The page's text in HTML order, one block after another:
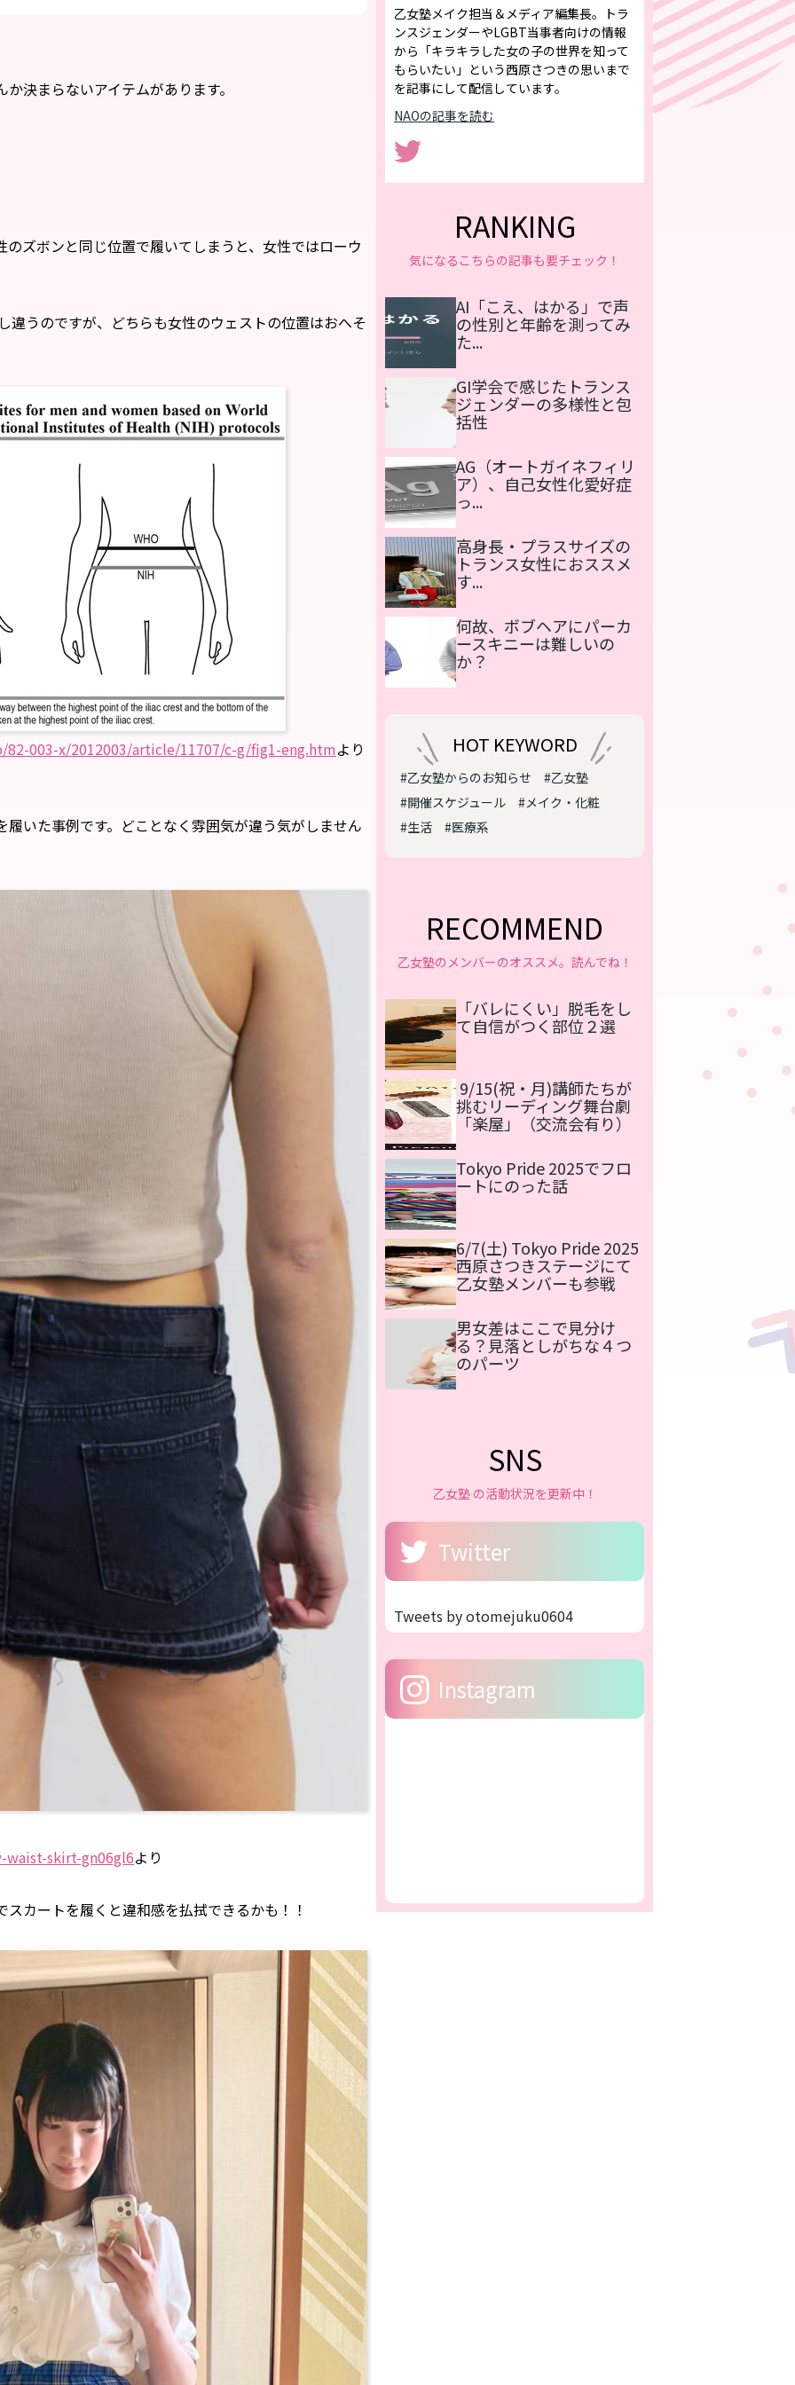
決まらないアイテムがあります。
ズボンと同じ位置で履いてしまうと、女性ではローウ
違うのですが、どちらも女性のウェストの位置はおへそ
003-x/2012003/article/11707/c-g/fig1-eng.htmより
いた事例です。どことなく雰囲気が違う気がしません
skirt-gn06gl6より
カートを履くと違和感を払拭できるかも！！
乙女塾メイク担当＆メディア編集長。トラ
ンスジェンダーやLGBT当事者向けの情報
から「キラキラした女の子の世界を知って
もらいたい」という西原さつきの思いまで
を記事にして配信しています。
NAOの記事を読む
RANKING
気になるこちらの記事も要チェック！
AI「こえ、はかる」で声
の性別と年齢を測ってみ
た...
GI学会で感じたトランス
ジェンダーの多様性と包
括性
AG（オートガイネフィリ
ア）、自己女性化愛好症
っ...
高身長・プラスサイズの
トランス女性におススメ
す...
何故、ボブヘアにパーカ
ースキニーは難しいの
か？
HOT KEYWORD
#乙女塾からのお知らせ
#乙女塾
#開催スケジュール
#メイク・化粧
#生活
#医療系
RECOMMEND
乙女塾のメンバーのオススメ。読んでね！
「バレにくい」脱毛をし
て自信がつく部位２選
9/15(祝・月)講師たちが
挑むリーディング舞台劇
「楽屋」（交流会有り）
Tokyo Pride 2025でフロ
ートにのった話
6/7(土) Tokyo Pride 2025
西原さつきステージにて
乙女塾メンバーも参戦
男女差はここで見分け
る？見落としがちな４つ
のパーツ
SNS
乙女塾 の活動状況を更新中！
Twitter
Tweets by otomejuku0604
Instagram